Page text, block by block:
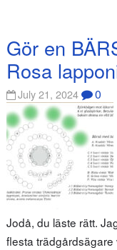
Gör en
Rosa
July 21, 2024 0
Jodå, du läste rätt.
flesta